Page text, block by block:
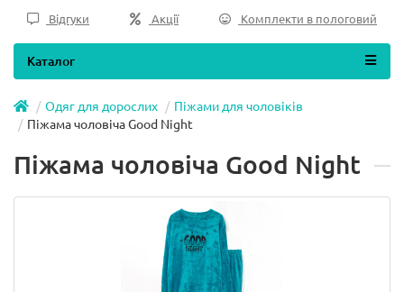
Відгуки Акції Комплекти в пологовий
Каталог
Одяг для дорослих
Піжами для чоловіків
Піжама чоловіча Good Night
Піжама чоловіча Good Night